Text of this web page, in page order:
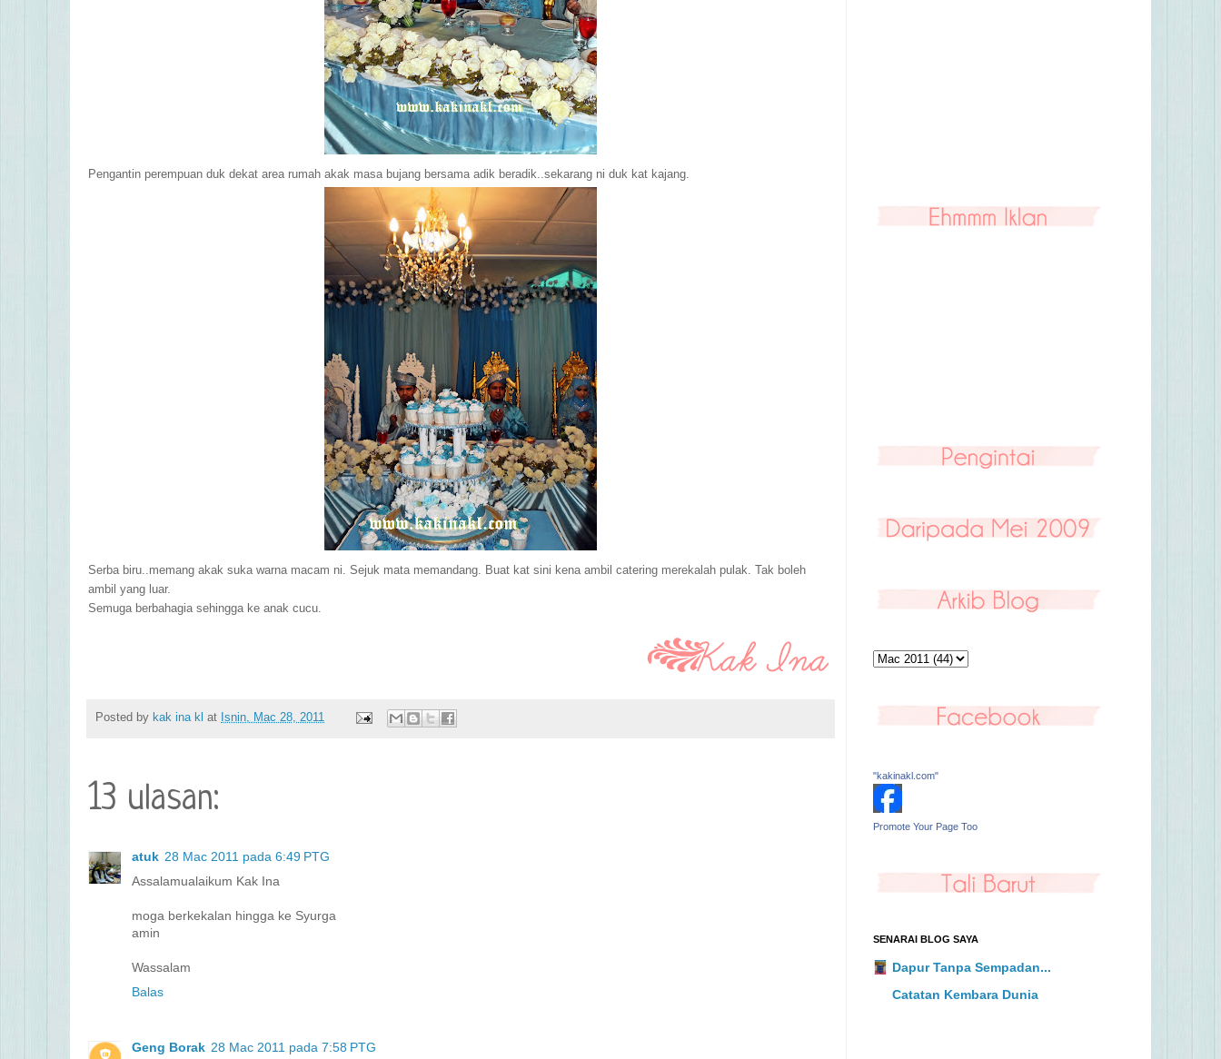
Pengantin perempuan duk dekat area rumah akak masa bujang bersama adik beradik..sekarang ni duk kat kajang.
Serba biru..memang akak suka warna macam ni. Sejuk mata memandang. Buat kat sini kena ambil catering merekalah pulak. Tak boleh
ambil yang luar.
Semuga berbahagia sehingga ke anak cucu.
Posted by kak ina kl at Isnin, Mac 28, 2011
13 ulasan:
atuk 28 Mac 2011 pada 6:49 PTG
Assalamualaikum Kak Ina
moga berkekalan hingga ke Syurga
amin
Wassalam
Balas
Geng Borak 28 Mac 2011 pada 7:58 PTG
"kakinakl.com"
Promote Your Page Too
SENARAI BLOG SAYA
Dapur Tanpa Sempadan...
Catatan Kembara Dunia